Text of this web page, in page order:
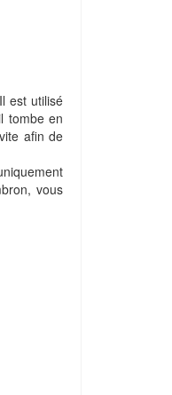
est utilisé
tombe en
afin de
vous